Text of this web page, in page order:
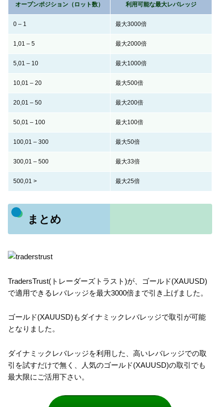
オープンポジション（ロット数） 利用可能な最大レバレッジ
0 – 1 最大3000倍
1,01 – 5 最大2000倍
5,01 – 10 最大1000倍
10,01 – 20 最大500倍
20,01 – 50 最大200倍
50,01 – 100 最大100倍
100,01 – 300 最大50倍
300,01 – 500 最大33倍
500,01 > 最大25倍
まとめ
TradersTrust(トレーダーズトラスト)が、ゴールド(XAUUSD)
で適用できるレバレッジを最大3000倍まで引き上げました。
ゴールド(XAUUSD)もダイナミックレバレッジで取引が可能
となりました。
ダイナミックレバレッジを利用した、高いレバレッジでの取
引を試すだけで無く、人気のゴールド(XAUUSD)の取引でも
最大限にご活用下さい。